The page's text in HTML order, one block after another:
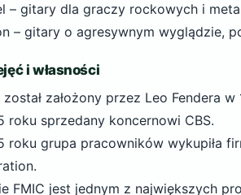
– gitary dla graczy rockowych i
– gitary o agresywnym wyglądzie,
i własności
został założony przez Leo Fendera
roku sprzedany koncernowi CBS.
roku grupa pracowników wykupiła
FMIC jest jednym z największych